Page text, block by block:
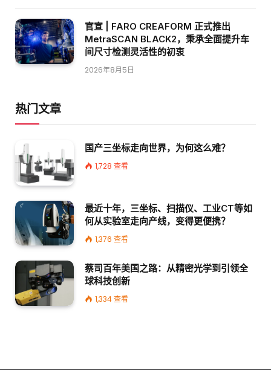
官宣 | FARO CREAFORM 正式推出
MetraSCAN BLACK2，秉承全面提升车
间尺寸检测灵活性的初衷
2026年8月5日
热门文章
国产三坐标走向世界，为何这么难？
1,728 查看
最近十年，三坐标、扫描仪、工业CT等如
何从实验室走向产线，变得更便携？
1,376 查看
蔡司百年美国之路：从精密光学到引领全
球科技创新
1,334查看